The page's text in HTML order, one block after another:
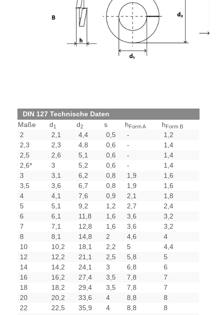
DIN 127 Technische Daten
Maße
d1 d2 s hForm A hForm B
2 2,1 4,4 0,5 -
1,2
2,3
2,3 4,8 0,6 -
1,4
2,5
2,6 5,1 0,6 -
1,4
2,6*
3 5,2 0,6 -
1,4
3
3,1 6,2 0,8 1,9
1,6
3,5
3,6 6,7 0,8 1,9
1,6
4
4,1 7,6 0,9 2,1
1,8
5
5,1 9,2 1,2 2,7
2,4
6
6,1 11,8 1,6 3,6
3,2
7
7,1 12,8 1,6 3,6
3,2
8
8,1 14,8 2 4,6
4
10
10,2 18,1 2,2 5
4,4
12
12,2 21,1 2,5 5,8
5
14
14,2 24,1 3 6,8
6
16
16,2 27,4 3,5 7,8
7
18
18,2 29,4 3,5 7,8
7
20
20,2 33,6 4 8,8
8
22
22,5 35,9 4 8,8
8